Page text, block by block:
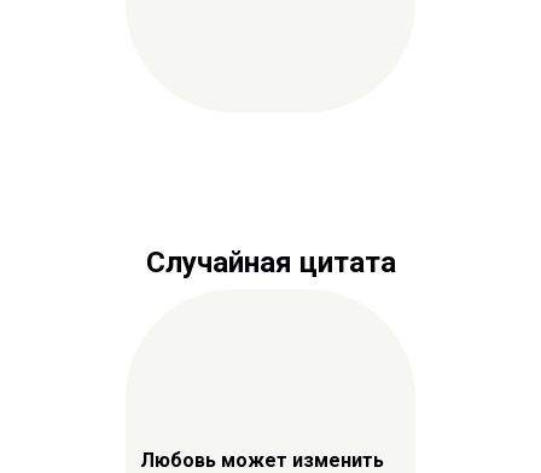
Случайная цитата
Любовь может изменить